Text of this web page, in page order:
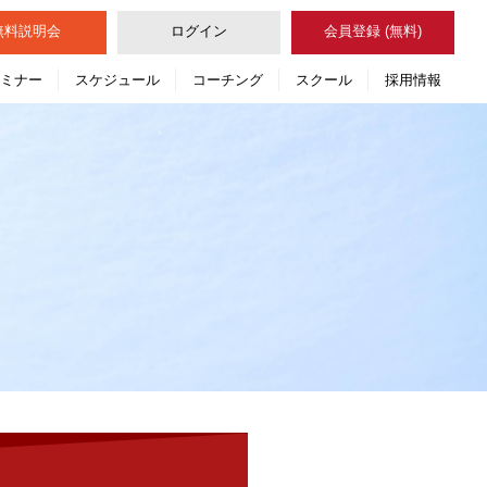
料説明会 ログイン 会員登録 (無料)
ナー スケジュール コーチング スクール 採用情報